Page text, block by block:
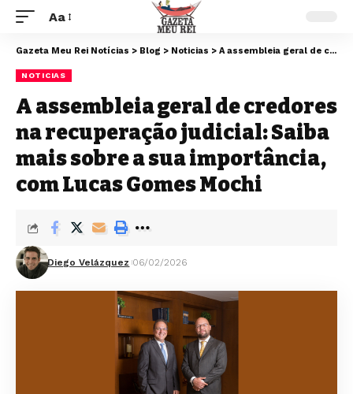
Aa
Gazeta Meu Rei Notícias > Blog > Noticias > A assembleia geral de credores na recuperação judicial: Saiba mais sobre a sua importância, com Lucas Gomes Mochi
NOTICIAS
A assembleia geral de credores
na recuperação judicial: Saiba
mais sobre a sua importância,
com Lucas Gomes Mochi
Diego Velázquez 06/02/2026